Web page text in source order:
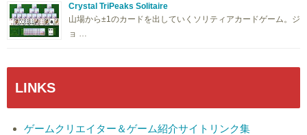
Crystal TriPeaks Solitaire
山場から±1のカードを出していくソリティアカードゲーム。ジ
ョ …
LINKS
ゲームクリエイター＆ゲーム紹介サイトリンク集